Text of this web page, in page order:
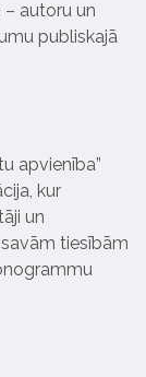
autoru un
publiskajā
apvienība”
kur
un
tiesībām